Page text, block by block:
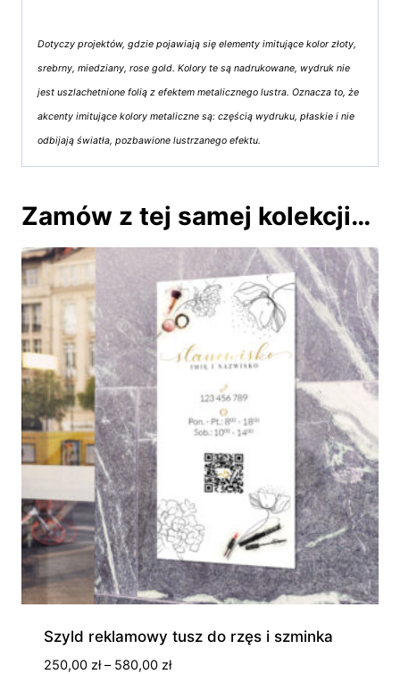
Dotyczy projektów, gdzie pojawiają się elementy imitujące kolor złoty,
srebrny, miedziany, rose gold. Kolory te są nadrukowane, wydruk nie
jest uszlachetnione folią z efektem metalicznego lustra. Oznacza to, że
akcenty imitujące kolory metaliczne są: częścią wydruku, płaskie i nie
odbijają światła, pozbawione lustrzanego efektu.
Zamów z tej samej kolekcji…
Szyld reklamowy tusz do rzęs i szminka
250,00 zł – 580,00 złZakres